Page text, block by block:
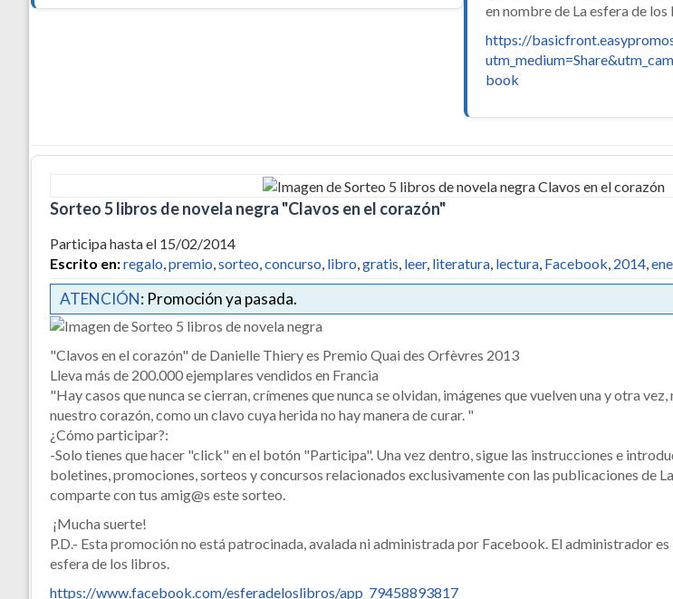
en nombre de La esfera de los
https://
book
Sorteo 5 libros de novela negra "Clavos en el corazón"
Participa hasta el 15/02/2014
Escrito en:regalo,premio,sorteo,concurso, libro,gratis, leer, literatura, lectura, Facebook, 2014,
ATENCIÓN: Promoción ya pasada.
"Clavos en el corazón" de Danielle Thiery es Premio Quai des Orfèvres 2013
Lleva más de 200.000 ejemplares vendidos en Francia
"Hay casos que nunca se cierran, crímenes que nunca se olvidan, imágenes que vuelven una y otra vez,
nuestro corazón, como un clavo cuya herida no hay manera de curar. "
¿Cómo participar?:
-Solo tienes que hacer "click" en el botón "Participa". Una vez dentro, sigue las instrucciones e
boletines, promociones, sorteos y concursos relacionados exclusivamente con las publicaciones de
comparte con tus amig@s este sorteo.
¡Mucha suerte!
P.D.- Esta promoción no está patrocinada, avalada ni administrada por Facebook. El administrador
esfera de los libros.
https://www.facebook.com/esferadeloslibros/app_79458893817